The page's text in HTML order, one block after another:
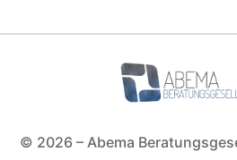
© 2026 – Abema